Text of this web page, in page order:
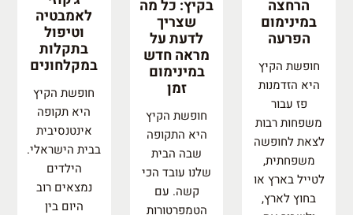
הרחצה
במינימום
הפרעה
חופשת הקיץ
היא הזדמנות
פז עבור
משפחות רבות
לצאת לחופשה
משפחתית,
לטייל בארץ או
בחוץ לארץ,
בקיץ: כל מה
שצריך
לדעת על
מראה חדש
במינימום
זמן
חופשת הקיץ
היא התקופה
שבה הבית
שלנו עובד הכי
קשה. עם
הטמפרטורות
לאמבטיה
וטיפול
בתקלות
במקלחונים
חופשת הקיץ
היא תקופה
אינטנסיבית
בבית הישראלי.
הילדים
נמצאים רוב
היום בין